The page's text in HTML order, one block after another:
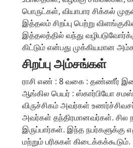
பொருட்கள், வியாபார சிக்கல்
இத்தலம் சிறப்பு பெற்று
இத்தலத்தில் வந்து
கிட்டும் என்பது முக்கியமான
சிறப்பு அம்சங்கள்
ராசி எண் : 8 வகை : தண்ணீர்
ஆங்கில பெயர் : ஸ்கார்பியோ
விருச்சிகம் அவர்கள்
அவர்கள் தந்திரமானவர்கள். சில
இருப்பார்கள். இந்த நபர்களுக்கு
மற்றும் பரிசுகள் கிடைக்கக்கூடும்.